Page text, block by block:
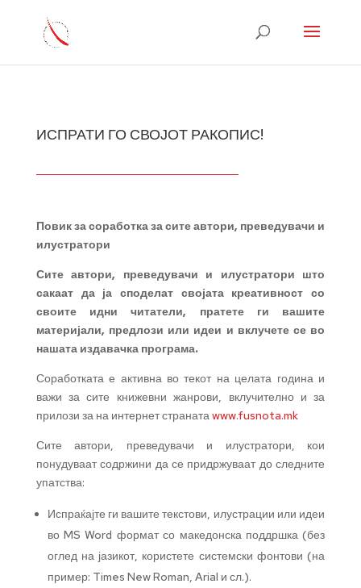
ИСПРАТИ ГО СВОЈОТ РАКОПИС!
Повик за соработказа сите автори, преведувачи и
илустратори
Сите автори, преведувачи и илустратори што
сакаат да ја споделат својата креативност со
своите идни читатели, пратете ги вашите
материјали, предлози или идеи и вклучете се во
нашата издавачка програма.
Соработката е активна во текот на целата година и
важи за сите книжевни жанрови, вклучително и за
прилози за на интернет странатаwww.fusnota.mk
Сите автори, преведувачи и илустратори, кои
понудуваат содржини да се придржуваат до следните
упатства:
Испраќајте ги вашите текстови, илустрации или идеи
во MS Word формат со македонска поддршка (без
оглед на јазикот, користете системски фонтови (на
пример: Times New Roman, Arial и сл.).